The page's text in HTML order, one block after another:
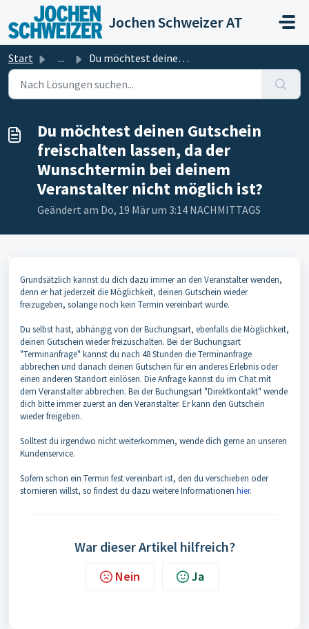
Zum hauptsächlichen Inhalt gehen
Jochen Schweizer AT
Start ... Du möchtest deinen Gutschein freischalten lassen, da der ...
Du möchtest deinen Gutschein
freischalten lassen, da der
Wunschtermin bei deinem
Veranstalter nicht möglich ist?
Geändert am Do, 19 Mär um 3:14 NACHMITTAGS
Grundsätzlich kannst du dich dazu immer an den Veranstalter wenden,
denn er hat jederzeit die Möglichkeit, deinen Gutschein wieder
freizugeben, solange noch kein Termin vereinbart wurde.
Du selbst hast, abhängig von der Buchungsart, ebenfalls die Möglichkeit,
deinen Gutschein wieder freizuschalten. Bei der Buchungsart
"Terminanfrage" kannst du nach 48 Stunden die Terminanfrage
abbrechen und danach deinen Gutschein für ein anderes Erlebnis oder
einen anderen Standort einlösen. Die Anfrage kannst du im Chat mit
dem Veranstalter abbrechen. Bei der Buchungsart "Direktkontakt" wende
dich bitte immer zuerst an den Veranstalter. Er kann den Gutschein
wieder freigeben.
Solltest du irgendwo nicht weiterkommen, wende dich gerne an unseren
Kundenservice.
Sofern schon ein Termin fest vereinbart ist, den du verschieben oder
stornieren willst, so findest du dazu weitere Informationen hier.
War dieser Artikel hilfreich?
Nein Ja